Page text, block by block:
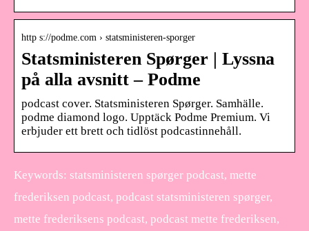
http s://podme.com › statsministeren-sporger
Statsministeren Spørger | Lyssna
på alla avsnitt – Podme
podcast cover. Statsministeren Spørger. Samhälle.
podme diamond logo. Upptäck Podme Premium. Vi
erbjuder ett brett och tidlöst podcastinnehåll.
Keywords: statsministeren spørger podcast, mette
frederiksen podcast, podcast statsministeren spørger,
mette frederiksens podcast, podcast mette frederiksen,